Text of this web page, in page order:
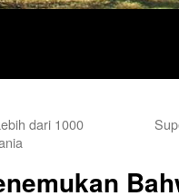
dari 1000